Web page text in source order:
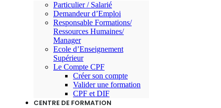
Particulier / Salarié
Demandeur d’Emploi
Responsable Formations/
Ressources Humaines/
Manager
Ecole d’Enseignement
Supérieur
Le Compte CPF
Créer son compte
Valider une formation
CPF et DIF
CENTRE DE FORMATION